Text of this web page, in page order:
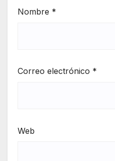
Nombre *
Correo electrónico *
Web